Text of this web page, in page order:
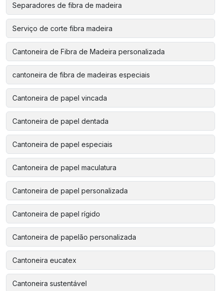
Separadores de fibra de madeira
Serviço de corte fibra madeira
Cantoneira de Fibra de Madeira personalizada
cantoneira de fibra de madeiras especiais
Cantoneira de papel vincada
Cantoneira de papel dentada
Cantoneira de papel especiais
Cantoneira de papel maculatura
Cantoneira de papel personalizada
Cantoneira de papel rígido
Cantoneira de papelão personalizada
Cantoneira eucatex
Cantoneira sustentável